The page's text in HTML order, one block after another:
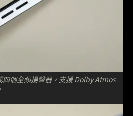
四個全頻揚聲器，支援 Dolby Atmos